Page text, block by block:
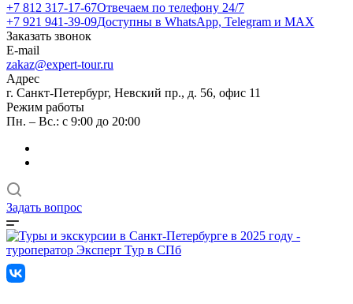
+7 812 317-17-67Отвечаем по телефону 24/7
+7 921 941-39-09Доступны в WhatsApp, Telegram и MAX
Заказать звонок
E-mail
zakaz@expert-tour.ru
Адрес
г. Санкт-Петербург, Невский пр., д. 56, офис 11
Режим работы
Пн. – Вс.: с 9:00 до 20:00
Задать вопрос